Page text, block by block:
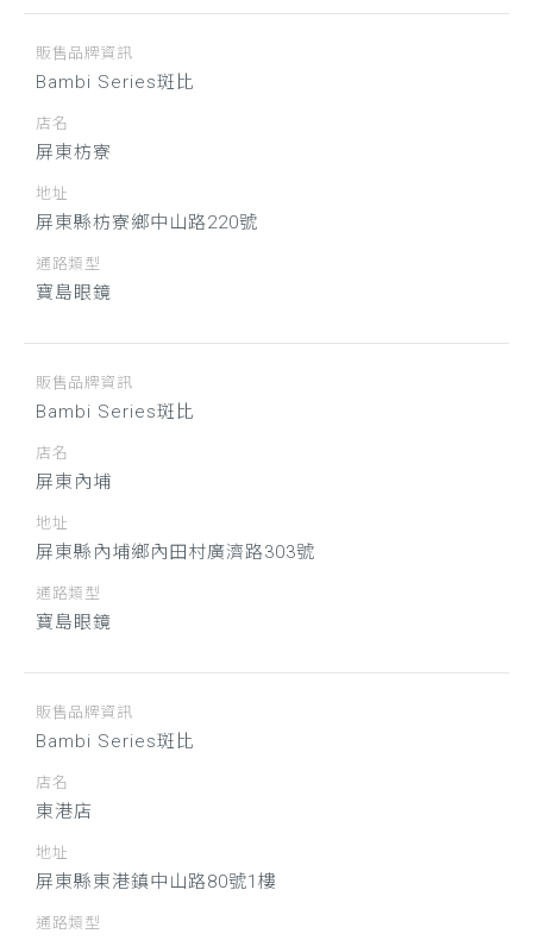
販售品牌資訊
Bambi Series斑比
店名
屏東枋寮
地址
屏東縣枋寮鄉中山路220號
通路類型
寶島眼鏡
販售品牌資訊
Bambi Series斑比
店名
屏東內埔
地址
屏東縣內埔鄉內田村廣濟路303號
通路類型
寶島眼鏡
販售品牌資訊
Bambi Series斑比
店名
東港店
地址
屏東縣東港鎮中山路80號1樓
通路類型